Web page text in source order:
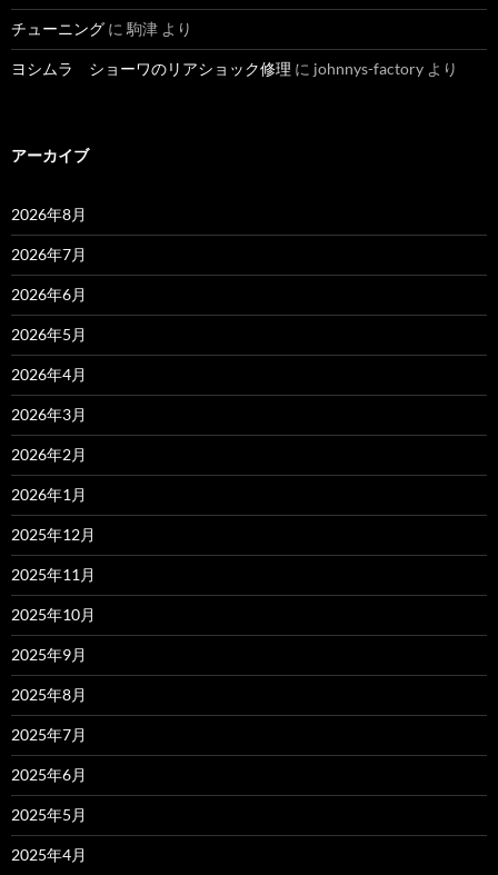
チューニング に 駒津 より
ヨシムラ ショーワのリアショック修理 に johnnys-factory より
アーカイブ
2026年8月
2026年7月
2026年6月
2026年5月
2026年4月
2026年3月
2026年2月
2026年1月
2025年12月
2025年11月
2025年10月
2025年9月
2025年8月
2025年7月
2025年6月
2025年5月
2025年4月